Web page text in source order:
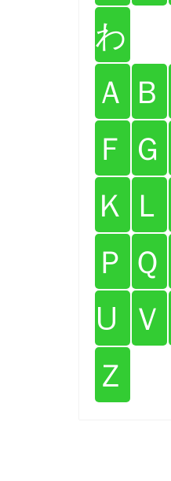
わ
Ａ Ｂ
Ｆ Ｇ
Ｋ Ｌ
Ｐ Ｑ
U Ｖ
Ｚ